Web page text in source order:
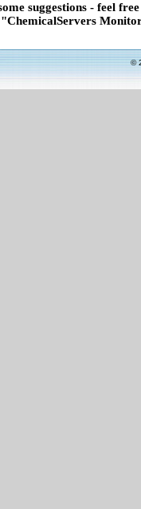
suggestions - feel
©